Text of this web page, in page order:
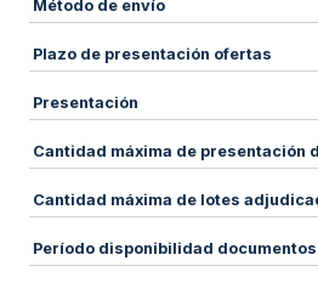
Método de envío
Plazo de presentación ofertas
Presentación
Cantidad máxima de presentación
Cantidad máxima de lotes
Período disponibilidad documentos